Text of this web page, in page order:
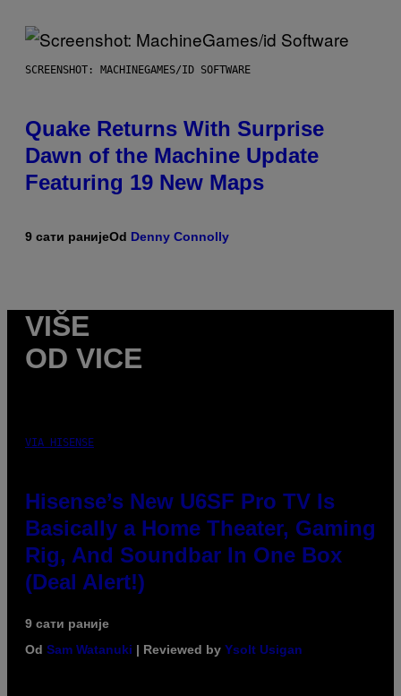
SCREENSHOT: MACHINEGAMES/ID SOFTWARE
Quake Returns With Surprise
Dawn of the Machine Update
Featuring 19 New Maps
9 сати ранијеOd Denny Connolly
VIŠE
OD VICE
VIA HISENSE
Hisense’s New U6SF Pro TV Is
Basically a Home Theater, Gaming
Rig, And Soundbar In One Box
(Deal Alert!)
9 сати раније
Od Sam Watanuki | Reviewed by Ysolt Usigan